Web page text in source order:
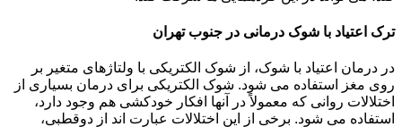
ترک اعتیاد با شوک درمانی در جنوب تهران
در درمان اعتیاد با شوک، از شوک الکتریکی با ولتاژهای متغیر بر
روی مغز استفاده می شود. شوک الکتریکی برای درمان بسیاری از
اختلالات روانی که معمولاً در آنها افکار خودکشی هم وجود دارد،
استفاده می شود. برخی از این اختلالات عبارت اند از دوقطبی،